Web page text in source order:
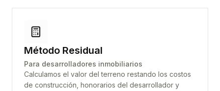
Método Residual
Para desarrolladores inmobiliarios
Calculamos el valor del terreno restando los costos
de construcción, honorarios del desarrollador y